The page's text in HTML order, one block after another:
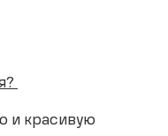
и красивую